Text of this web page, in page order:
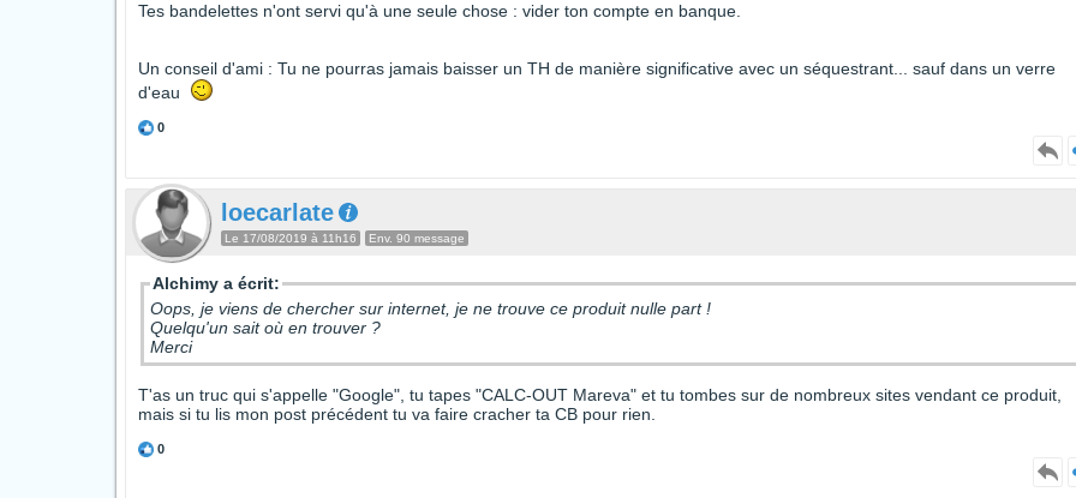
Tes bandelettes n'ont servi qu'à une seule chose : vider ton compte en banque.
Un conseil d'ami : Tu ne pourras jamais baisser un TH de manière significative avec un séquestrant... sauf dans un verre
d'eau
0
loecarlate
Le 17/08/2019 à 11h16 Env. 90 message
Alchimy a écrit:
Oops, je viens de chercher sur internet, je ne trouve ce produit nulle part !
Quelqu'un sait où en trouver ?
Merci
T'as un truc qui s'appelle "Google", tu tapes "CALC-OUT Mareva" et tu tombes sur de nombreux sites vendant ce produit,
mais si tu lis mon post précédent tu va faire cracher ta CB pour rien.
0